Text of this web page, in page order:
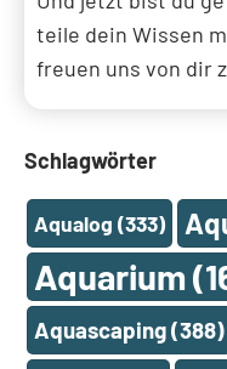
teile dein Wissen
freuen uns von dir
Schlagwörter
Aqualog (333)
Aquarium
Aquascaping(388)